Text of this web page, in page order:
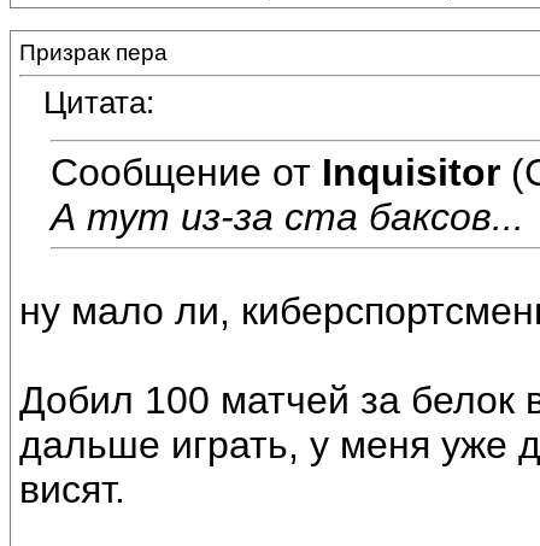
Призрак пера
Цитата:
Сообщение от Inquisitor
А тут из-за ста баксов...
ну мало ли,
Добил 100 матчей за
дальше играть, у меня уже
висят.